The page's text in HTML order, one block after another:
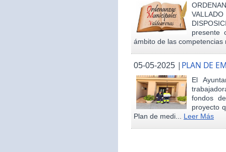
presente
ámbito de las
05-05-2025 | PLAN DE
El
fondos
proyecto
Plan de medi... Leer Más